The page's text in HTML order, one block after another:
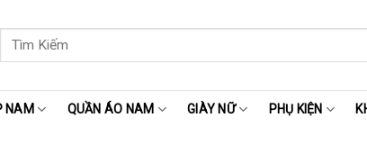
Tìm
kiếm:
NAM QUẦN ÁO NAM GIÀY NỮ PHỤ KIỆN